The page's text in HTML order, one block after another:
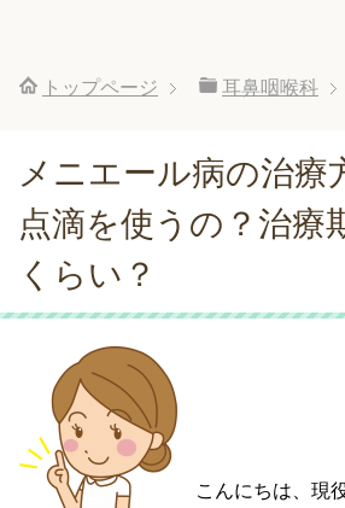
トップページ 耳鼻咽喉科
メニエール病の治療
点滴を使うの？治療
くらい？
こんにちは、現